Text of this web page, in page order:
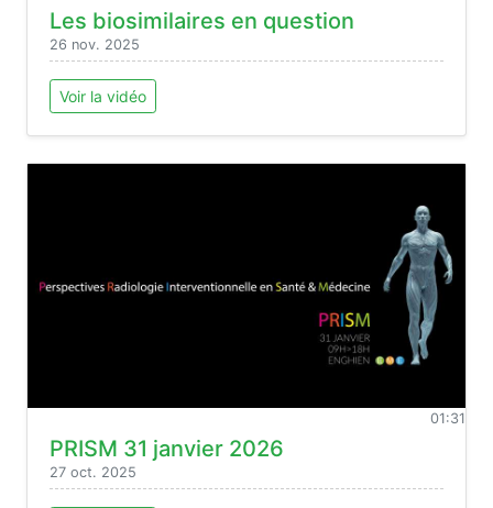
Les biosimilaires en question
26 nov. 2025
Voir la vidéo
01:31
PRISM 31 janvier 2026
27 oct. 2025